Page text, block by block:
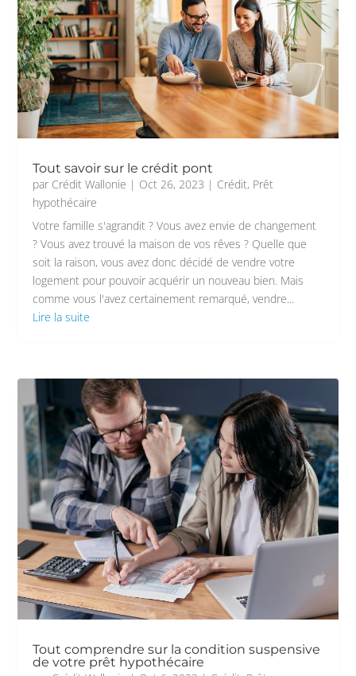
Tout savoir sur le crédit pont
par Crédit Wallonie | Oct 26, 2023 | Crédit, Prêt
hypothécaire
Votre famille s'agrandit ? Vous avez envie de changement
? Vous avez trouvé la maison de vos rêves ? Quelle que
soit la raison, vous avez donc décidé de vendre votre
logement pour pouvoir acquérir un nouveau bien. Mais
comme vous l'avez certainement remarqué, vendre...
Lire la suite
Tout comprendre sur la condition suspensive
de votre prêt hypothécaire